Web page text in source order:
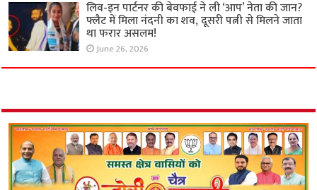
लिव-इन पार्टनर की बेवफाई ने ली ‘आप’ नेता की जान?
फ्लैट में मिला नंदनी का शव, दूसरी पत्नी से मिलने जाता
था फरार असलम!
June 26, 2026